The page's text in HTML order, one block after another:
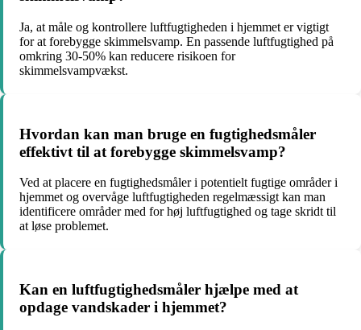
Ja, at måle og kontrollere luftfugtigheden i hjemmet er vigtigt
for at forebygge skimmelsvamp. En passende luftfugtighed på
omkring 30-50% kan reducere risikoen for
skimmelsvampvækst.
Hvordan kan man bruge en fugtighedsmåler
effektivt til at forebygge skimmelsvamp?
Ved at placere en fugtighedsmåler i potentielt fugtige områder i
hjemmet og overvåge luftfugtigheden regelmæssigt kan man
identificere områder med for høj luftfugtighed og tage skridt til
at løse problemet.
Kan en luftfugtighedsmåler hjælpe med at
opdage vandskader i hjemmet?